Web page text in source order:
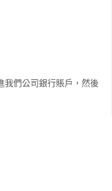
我們公司銀行賬戶，然後